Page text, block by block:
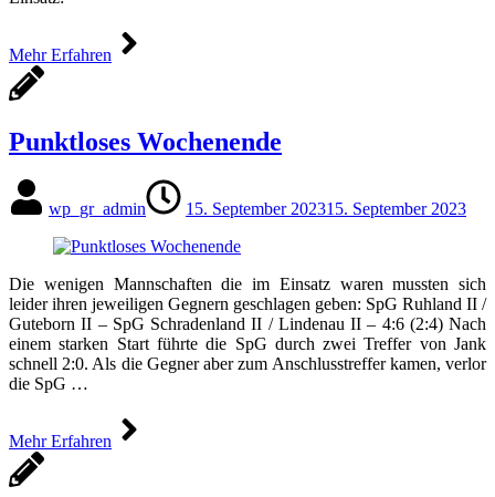
Mehr Erfahren
Punktloses Wochenende
wp_gr_admin 15. September 202315. September 2023
Die wenigen Mannschaften die im Einsatz waren mussten sich
leider ihren jeweiligen Gegnern geschlagen geben: SpG Ruhland II /
Guteborn II – SpG Schradenland II / Lindenau II – 4:6 (2:4) Nach
einem starken Start führte die SpG durch zwei Treffer von Jank
schnell 2:0. Als die Gegner aber zum Anschlusstreffer kamen, verlor
die SpG …
Mehr Erfahren